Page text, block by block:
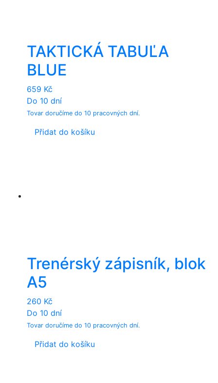
TAKTICKÁ TABUĽA
BLUE
659 Kč
Do 10 dní
Tovar doručíme do 10 pracovných dní.
Přidat do košíku
Trenérský zápisník, blok
A5
260 Kč
Do 10 dní
Tovar doručíme do 10 pracovných dní.
Přidat do košíku